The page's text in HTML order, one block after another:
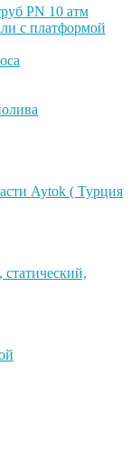
PN 10 атм
с платформой
Aytok ( Турция